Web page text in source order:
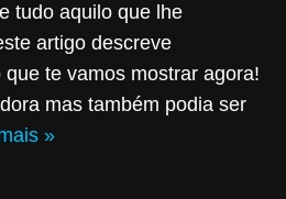
tudo aquilo que lhe
artigo descreve
te vamos mostrar agora!
mas também podia ser
»